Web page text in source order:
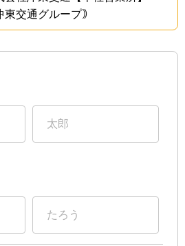
東交通グループ｠